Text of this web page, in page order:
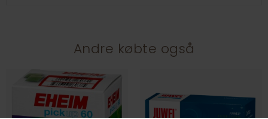
Andre købte også